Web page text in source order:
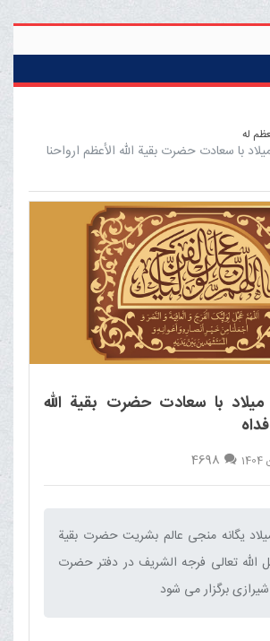
له
با سعادت حضرت بقیة الله الأعظم ارواحنا
با سعادت حضرت بقیة الله
4698
یگانه منجی عالم بشریت حضرت بقیة
الله تعالی فرجه الشریف در دفتر حضرت
برگزار می شود‌